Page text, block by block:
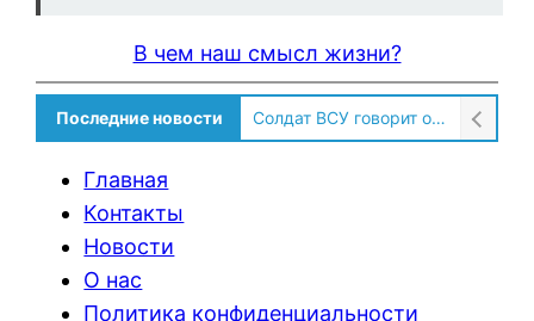
В чем наш смысл жизни?
Последние новости Солдат ВСУ говорит о том, чтобы продавали топливо для ремонта техники в Угледаре
Главная
Контакты
Новости
О нас
Политика конфиденциальности